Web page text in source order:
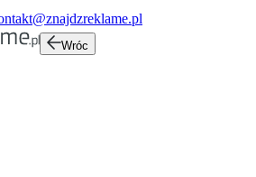
Wróc